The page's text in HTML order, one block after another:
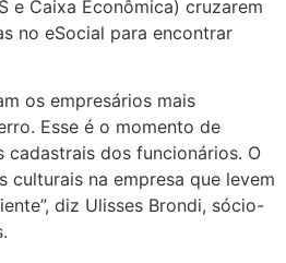
e Caixa Econômica) cruzarem
no eSocial para encontrar
os empresários mais
Esse é o momento de
cadastrais dos funcionários. O
culturais na empresa que levem
diz Ulisses Brondi, sócio-